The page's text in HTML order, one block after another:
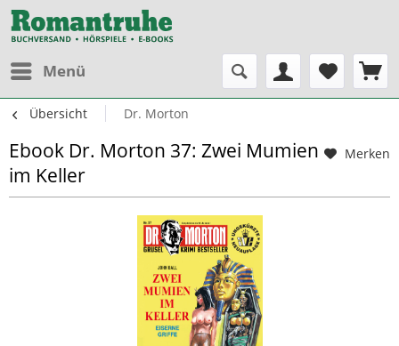
Menü
Übersicht Dr. Morton
Merken
Ebook Dr. Morton 37: Zwei Mumien
im Keller